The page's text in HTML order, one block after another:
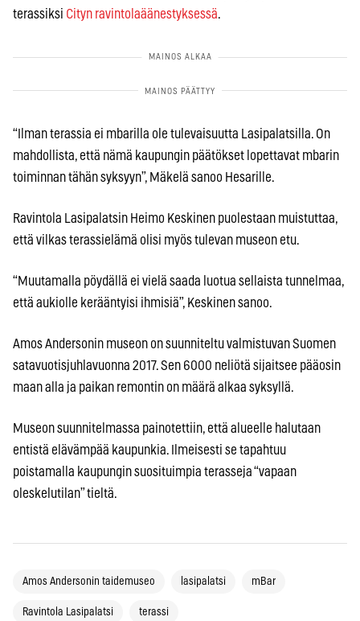
terassiksi Cityn ravintolaäänestyksessä.
“Ilman terassia ei mbarilla ole tulevaisuutta Lasipalatsilla. On
mahdollista, että nämä kaupungin päätökset lopettavat mbarin
toiminnan tähän syksyyn”, Mäkelä sanoo Hesarille.
Ravintola Lasipalatsin Heimo Keskinen puolestaan muistuttaa,
että vilkas terassielämä olisi myös tulevan museon etu.
“Muutamalla pöydällä ei vielä saada luotua sellaista tunnelmaa,
että aukiolle kerääntyisi ihmisiä”, Keskinen sanoo.
Amos Andersonin museon on suunniteltu valmistuvan Suomen
satavuotisjuhlavuonna 2017. Sen 6000 neliötä sijaitsee pääosin
maan alla ja paikan remontin on määrä alkaa syksyllä.
Museon suunnitelmassa painotettiin, että alueelle halutaan
entistä elävämpää kaupunkia. Ilmeisesti se tapahtuu
poistamalla kaupungin suosituimpia terasseja “vapaan
oleskelutilan” tieltä.
Amos Andersonin taidemuseo lasipalatsi mBar
Ravintola Lasipalatsi terassi